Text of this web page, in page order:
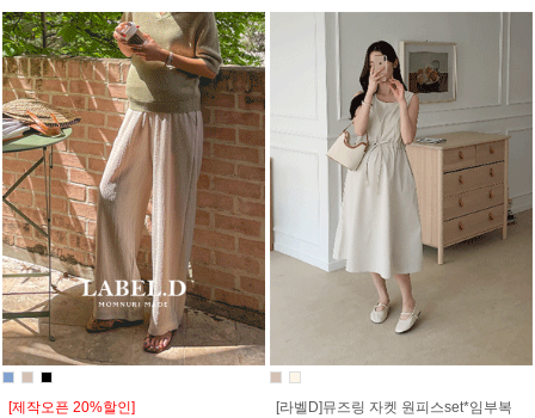
[제작오픈 20%할인]
[라벨D]뮤즈링 자켓 원피스set*임부복